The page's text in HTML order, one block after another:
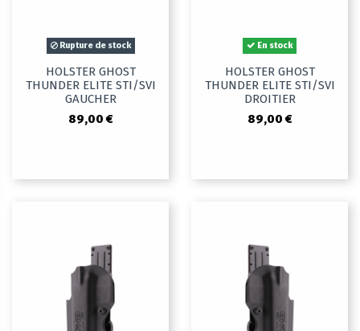
Rupture de stock
HOLSTER GHOST
THUNDER ELITE STI/SVI
GAUCHER
89,00 €
En stock
HOLSTER GHOST
THUNDER ELITE STI/SVI
DROITIER
89,00 €